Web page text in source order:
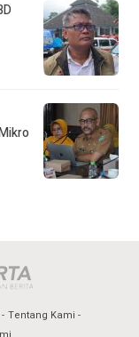
Tentang Kami